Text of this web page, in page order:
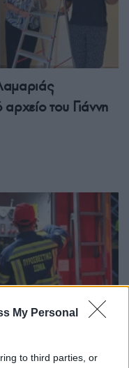
My Personal
to third parties, or
του Γιάννη
για πρόκληση